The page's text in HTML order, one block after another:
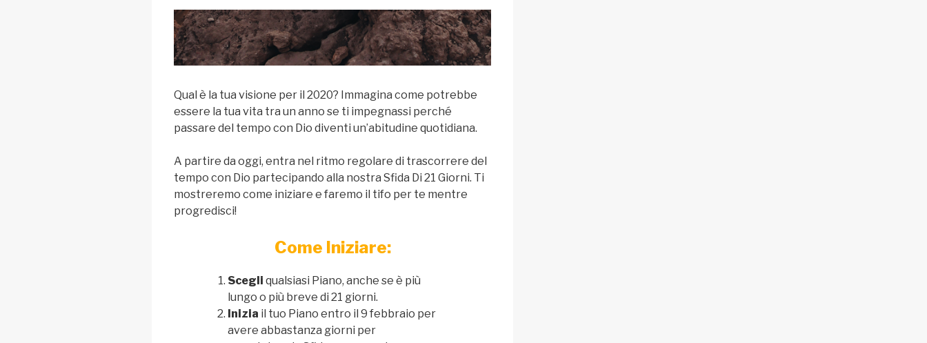
Qual è la tua visione per il 2020? Immagina come potrebbe
essere la tua vita tra un anno se ti impegnassi perché
passare del tempo con Dio diventi un’abitudine quotidiana.
A partire da oggi, entra nel ritmo regolare di trascorrere del
tempo con Dio partecipando alla nostra Sfida Di 21 Giorni. Ti
mostreremo come iniziare e faremo il tifo per te mentre
progredisci!
Come Iniziare:
Scegli qualsiasi Piano, anche se è più
lungo o più breve di 21 giorni.
Inizia il tuo Piano entro il 9 febbraio per
avere abbastanza giorni per